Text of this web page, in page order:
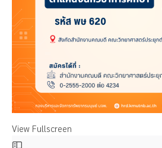
View Fullscreen